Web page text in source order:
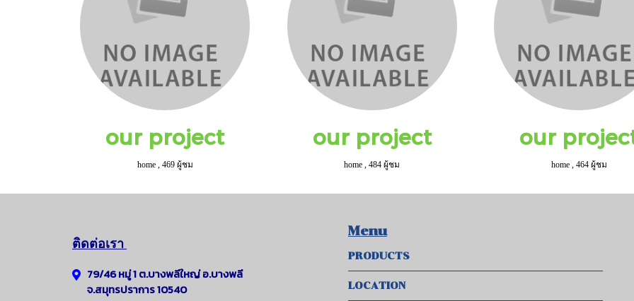
our project
home, 469 ผู้ชม
our project
home ,484 ผู้ชม
our
home, 464 ผู้ชม
ติดต่อเรา
79/46 หมู่ 1 ต.บางพลีใหญ่อ.บางพลี
จ.สมุทรปราการ 10540
Menu
PRODUCTS
LOCATION